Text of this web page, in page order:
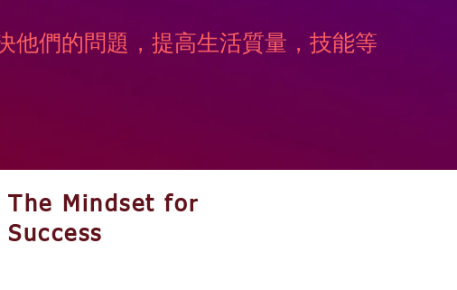
們的問題，提高生活質量，技能等
The Mindset for
Success